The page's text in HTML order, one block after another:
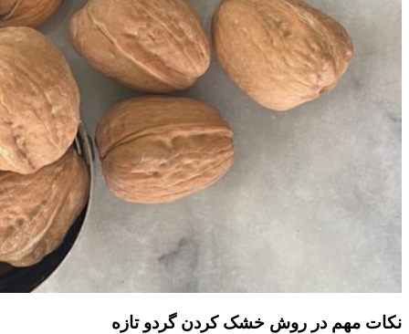
نکات مهم در روش خشک کردن گردو تازه